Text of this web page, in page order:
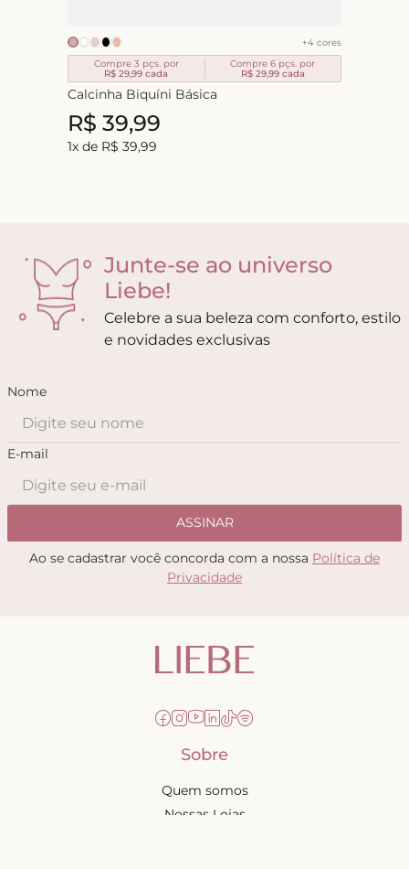
+4 cores
Compre 3 pçs. por
R$ 29,99 cada
Compre 6 pçs. por
R$ 29,99cada
Calcinha Biquíni Básica
R$ 39,99
1x de R$ 39,99
Junte-se ao universo
Liebe!
Celebre a sua beleza com conforto, estilo
e novidades exclusivas
Nome
E-mail
ASSINAR
Ao se cadastrar você concorda com a nossa Política de
Privacidade
Sobre
Quem somos
Nossas Lojas